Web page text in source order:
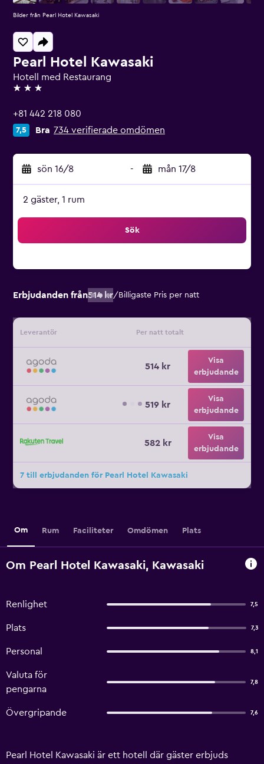
Pearl Hotel Kawasaki
Hotell med Restaurang
3 stjärnor
+81 442 218 080
7,5 Bra 734 verifierade omdömen
sön 16/8 - mån 17/8
2 gäster, 1 rum
Sök
Erbjudanden från514 kr/ Billigaste Pris per natt
Leverantör Per natt totalt
514 kr
Visa
erbjudande
519 kr
Visa
erbjudande
582 kr
Visa
erbjudande
7 till erbjudanden för Pearl Hotel Kawasaki
Bilder från Pearl Hotel Kawasaki
Om Rum Faciliteter Omdömen Plats
Om Pearl Hotel Kawasaki, Kawasaki
Renlighet 7,5
Plats 7,3
Personal 8,1
Valuta för
pengarna
7,8
Övergripande 7,6
Pearl Hotel Kawasaki är ett hotell där gäster erbjuds